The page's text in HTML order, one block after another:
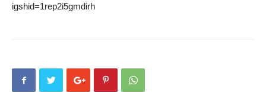
igshid=1rep2i5gmdirh